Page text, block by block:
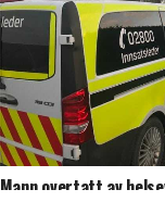
Mann overtatt av